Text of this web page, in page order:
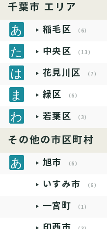
千葉市 エリア
稲毛区 （6）
中央区 （13）
花見川区 （7）
緑区 （6）
若葉区 （3）
その他の市区町村
旭市 （6）
いすみ市 （6）
一宮町 （1）